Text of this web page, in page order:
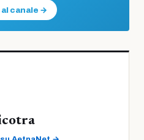
canale →